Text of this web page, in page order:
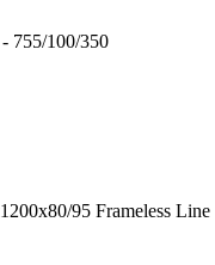
100/350
95 Frameless Line